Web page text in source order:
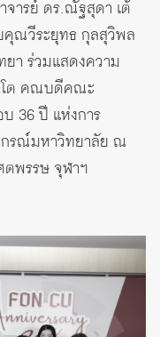
จารย์ ดร.ณัฐสุดา เต้
ณวีระยุทธ กุลสุวิพล
า ร่วมแสดงความ
โต คณบดีคณะ
36 ปี แห่งการ
รณ์มหาวิทยาลัย ณ
ตพรรษ จุฬาฯ